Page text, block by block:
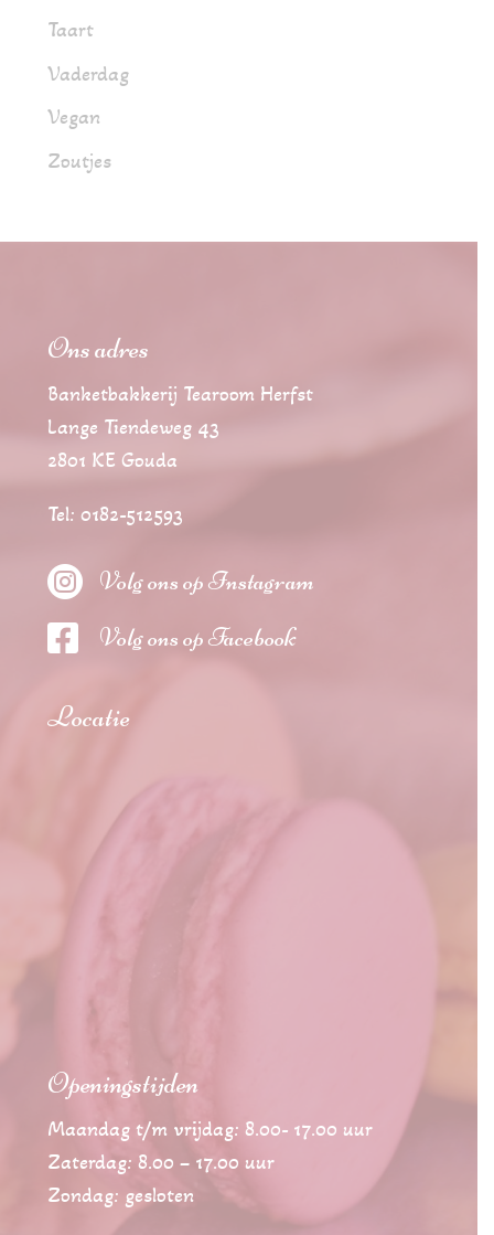
Taart
Vaderdag
Vegan
Zoutjes
Ons adres
Banketbakkerij Tearoom Herfst
Lange Tiendeweg 43
2801 KE Gouda
Tel: 0182-512593
 Volg ons op Instagram
 Volg ons op Facebook
Locatie
Openingstijden
Maandag t/m vrijdag: 8.00- 17.00 uur
Zaterdag: 8.00 – 17.00 uur
Zondag: gesloten